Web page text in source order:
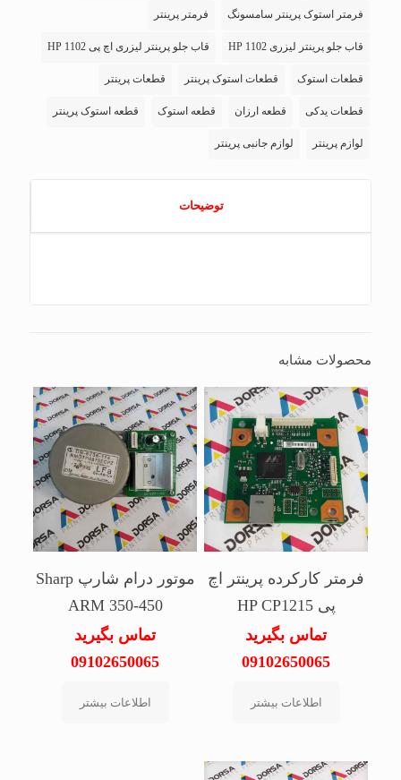
فرمتر استوک پرینتر سامسونگ فرمتر پرینتر
قاب جلو پرینتر لیزری HP 1102 قاب جلو پرینتر لیزری اچ پی HP 1102
قطعات استوک قطعات استوک پرینتر قطعات پرینتر
قطعات یدکی قطعه ارزان قطعه استوک قطعه استوک پرینتر
لوازم پرینتر لوازم جانبی پرینتر
توضیحات
محصولات مشابه
فرمتر کارکرده پرینتر اچ
پی HP CP1215
تماس بگیرید
09102650065
اطلاعات بیشتر
موتور درام شارپ Sharp
ARM 350-450
تماس بگیرید
09102650065
اطلاعات بیشتر